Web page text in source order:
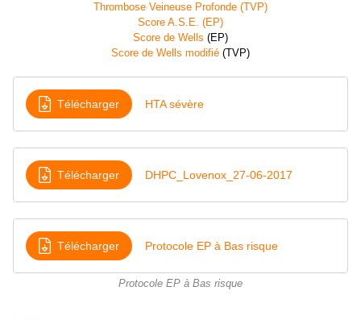
Thrombose Veineuse Profonde (TVP)
Score A.S.E. (EP)
Score de Wells (EP)
Score de Wells modifié (TVP)
Télécharger HTA sévère
Télécharger DHPC_Lovenox_27-06-2017
Télécharger Protocole EP à Bas risque
Protocole EP à Bas risque